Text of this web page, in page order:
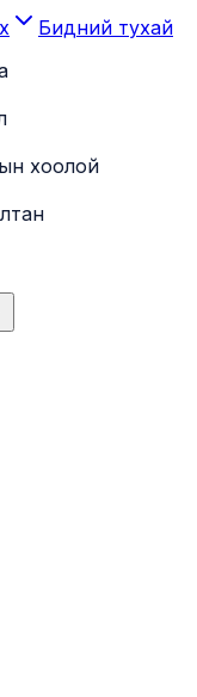
Бидний тухай
хоолой